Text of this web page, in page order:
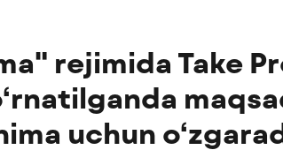
rejimida Take
uchun